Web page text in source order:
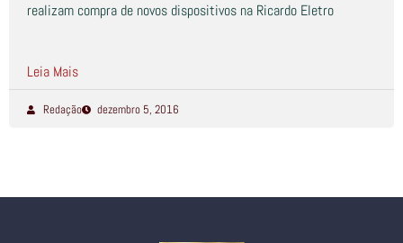
realizam compra de novos dispositivos na Ricardo Eletro
Leia Mais
Redação dezembro 5, 2016